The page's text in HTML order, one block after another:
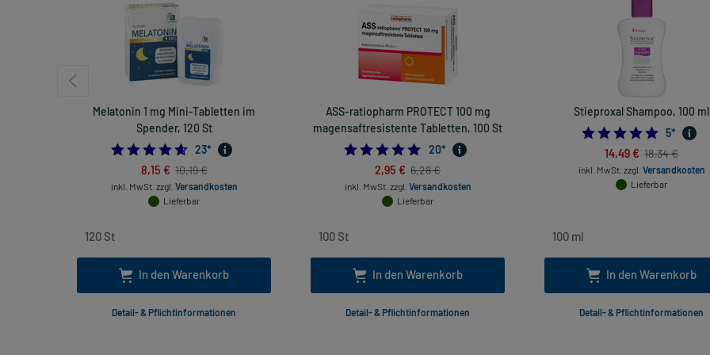
Melatonin 1 mg Mini-Tabletten im
Spender, 120 St
4.6521739130434785
23*
8,15 € 10,19 €
inkl. MwSt. zzgl. Versandkosten
Lieferbar
In den Warenkorb
Detail- & Pflichtinformationen
ASS-ratiopharm PROTECT 100 mg
magensaftresistente Tabletten, 100 St
4.9
20*
2,95 € 6,28 €
inkl. MwSt. zzgl. Versandkosten
Lieferbar
In den Warenkorb
Detail- & Pflichtinformationen
Stieproxal Shampoo, 100 ml
5.0
5*
14,49 € 18,34 €
inkl. MwSt. zzgl. Versandkosten
Lieferbar
In den Warenkorb
Detail- & Pflichtinformationen